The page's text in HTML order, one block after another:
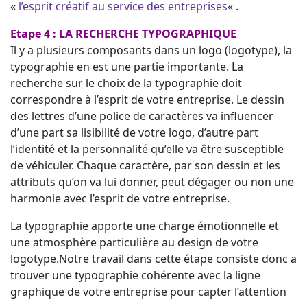
« l’esprit créatif au service des entreprises« .
Etape 4 : LA RECHERCHE TYPOGRAPHIQUE
Il y a plusieurs composants dans un logo (logotype), la
typographie en est une partie importante. La
recherche sur le choix de la typographie doit
correspondre à l’esprit de votre entreprise. Le dessin
des lettres d’une police de caractères va influencer
d’une part sa lisibilité de votre logo, d’autre part
l’identité et la personnalité qu’elle va être susceptible
de véhiculer. Chaque caractère, par son dessin et les
attributs qu’on va lui donner, peut dégager ou non une
harmonie avec l’esprit de votre entreprise.
La typographie apporte une charge émotionnelle et
une atmosphère particulière au design de votre
logotype.Notre travail dans cette étape consiste donc a
trouver une typographie cohérente avec la ligne
graphique de votre entreprise pour capter l’attention